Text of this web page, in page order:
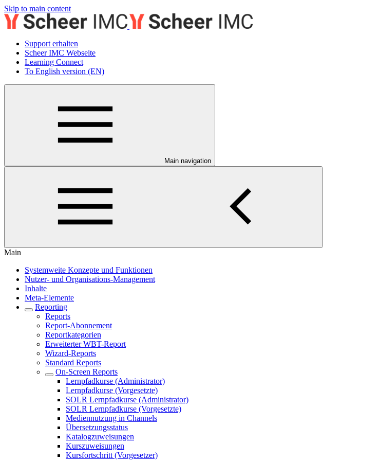
Skip to main content
Support erhalten
Scheer IMC Webseite
Learning Connect
To English version (EN)
Main navigation
Main
Systemweite Konzepte und Funktionen
Nutzer- und Organisations-Management
Inhalte
Meta-Elemente
Reporting
Reports
Report-Abonnement
Reportkategorien
Erweiterter WBT-Report
Wizard-Reports
Standard Reports
On-Screen Reports
Lernpfadkurse (Administrator)
Lernpfadkurse (Vorgesetzte)
SOLR Lernpfadkurse (Administrator)
SOLR Lernpfadkurse (Vorgesetzte)
Mediennutzung in Channels
Übersetzungsstatus
Katalogzuweisungen
Kurszuweisungen
Kursfortschritt (Vorgesetzer)